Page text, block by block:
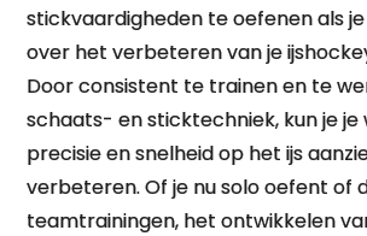
stickvaardigheden te oefenen als
over het verbeteren van je
Door consistent te trainen en te
schaats- en sticktechniek, kun je je
precisie en snelheid op het ijs
verbeteren. Of je nu solo oefent of
teamtrainingen, het ontwikkelen